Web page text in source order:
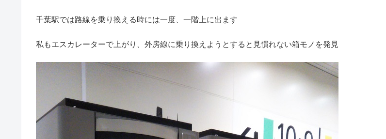
千葉駅では路線を乗り換える時には一度、一階上に出ます
私もエスカレーターで上がり、外房線に乗り換えようとすると見慣れない箱モノを発見